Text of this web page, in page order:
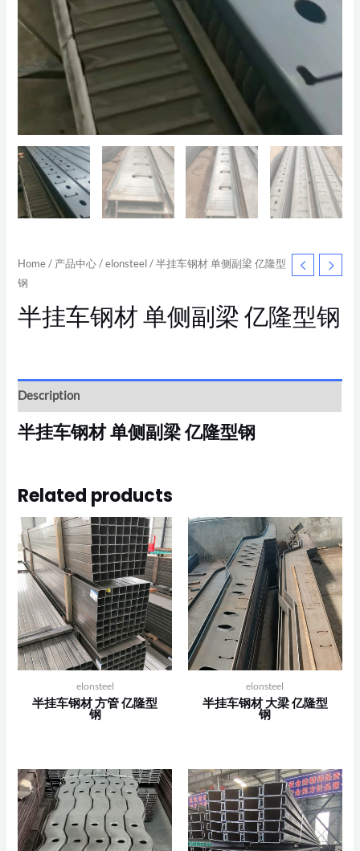
Home/ 产品中心/elonsteel/ 半挂车钢材 单侧副梁 亿隆型
钢
半挂车钢材 单侧副梁 亿隆型钢
Description
半挂车钢材 单侧副梁 亿隆型钢
Related products
elonsteel
半挂车钢材 方管 亿隆型
钢
elonsteel
半挂车钢材 大梁 亿隆型
钢